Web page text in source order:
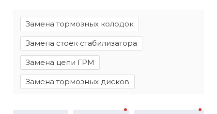
Замена тормозных колодок
Замена стоек стабилизатора
Замена цепи ГРМ
Замена тормозных дисков